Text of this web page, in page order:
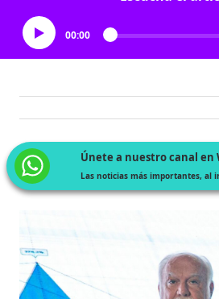
00:00
Únete a nuestro canal en
Las noticias más importantes, al